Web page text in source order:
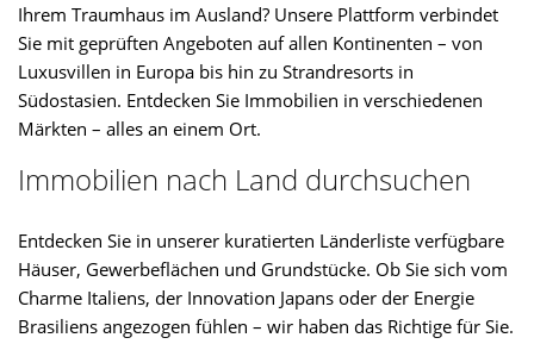
Ihrem Traumhaus im Ausland? Unsere Plattform verbindet
Sie mit geprüften Angeboten auf allen Kontinenten – von
Luxusvillen in Europa bis hin zu Strandresorts in
Südostasien. Entdecken Sie Immobilien in verschiedenen
Märkten – alles an einem Ort.
Immobilien nach Land durchsuchen
Entdecken Sie in unserer kuratierten Länderliste verfügbare
Häuser, Gewerbeflächen und Grundstücke. Ob Sie sich vom
Charme Italiens, der Innovation Japans oder der Energie
Brasiliens angezogen fühlen – wir haben das Richtige für Sie.